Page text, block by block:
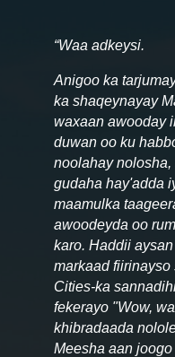
“Waa adkeysi.
Anigoo ka
ka shaqeynayay
waxaan awooday
duwan oo ku
noolahay
gudaha hay'adda
maamulka
awoodeyda oo
karo. Haddii
markaad
Cities-ka
fekerayo "Wow,
khibradaada
Meesha aan